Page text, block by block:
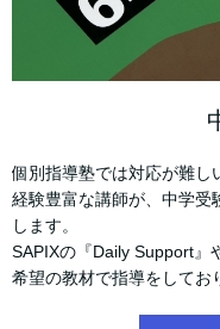
個別指導塾では対応が難し
経験豊富な講師が、中学受
します。
SAPIXの『Daily Support』
希望の教材で指導をしてお